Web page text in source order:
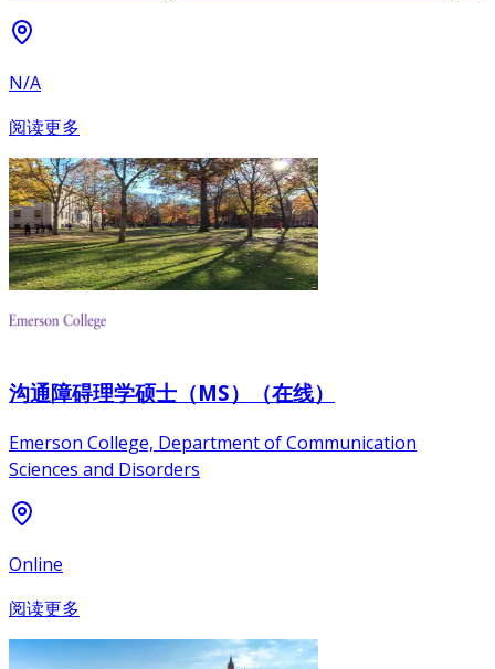
N/A
阅读更多
沟通障碍理学硕士（MS）（在线）
Emerson College, Department of Communication
Sciences and Disorders
Online
阅读更多